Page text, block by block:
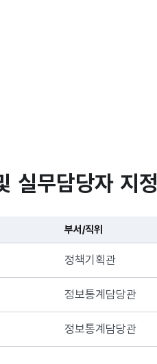
실무담당자 지정
부서/직위
정책기획관
정보통계담당관
정보통계담당관